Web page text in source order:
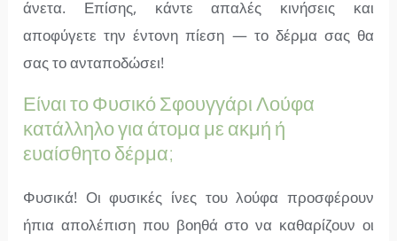
άνετα. Επίσης, κάντε απαλές κινήσεις και
αποφύγετε την έντονη πίεση — το δέρμα σας θα
σας το ανταποδώσει!
Είναι το Φυσικό Σφουγγάρι Λούφα
κατάλληλο για άτομα με ακμή ή
ευαίσθητο δέρμα;
Φυσικά! Οι φυσικές ίνες του λούφα προσφέρουν
ήπια απολέπιση που βοηθά στο να καθαρίζουν οι